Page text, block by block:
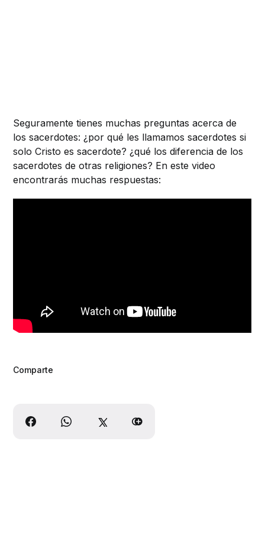
Seguramente tienes muchas preguntas acerca de
los sacerdotes: ¿por qué les llamamos sacerdotes si
solo Cristo es sacerdote? ¿qué los diferencia de los
sacerdotes de otras religiones? En este video
encontrarás muchas respuestas:
Comparte